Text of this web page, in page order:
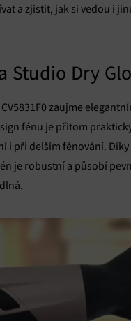
a zjistit, jak si vedou i
Studio Dry
zaujme
fénu je přitom
i při delším fénování.
je robustní a působí